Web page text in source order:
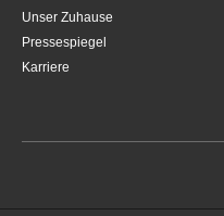
Unser Zuhause
Pressespiegel
Karriere